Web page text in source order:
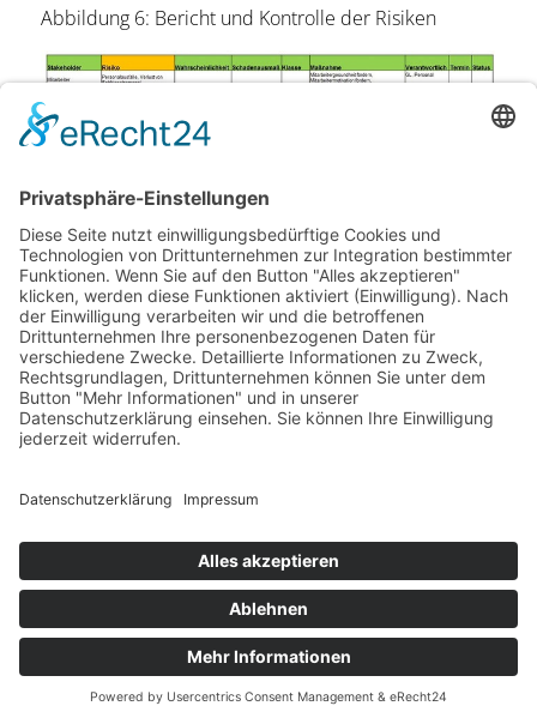
Abbildung 6: Bericht und Kontrolle der Risiken
Abbildung 7: Beispielhafte Darstellung der
Risikotabelle als to-do-Liste
Eintrag teilen